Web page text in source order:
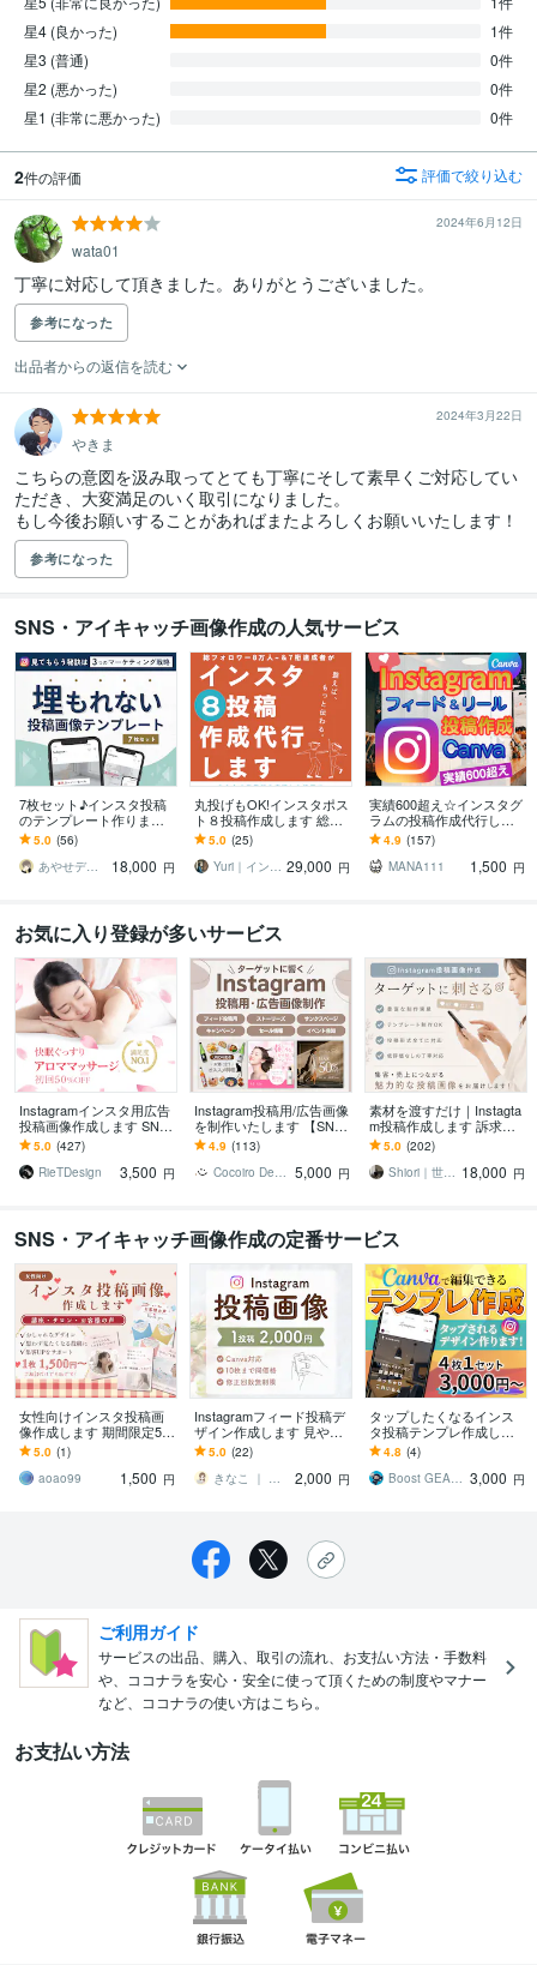
星4 (良かった)
1件
星3 (普通)
0件
星2 (悪かった)
0件
星1 (非常に悪かった)
0件
2件の評価 評価で絞り込む
2024年6月12日
wata01
丁寧に対応して頂きました。ありがとうございました。
参考になった
出品者からの返信を読む
2024年3月22日
やきま
こちらの意図を汲み取ってとても丁寧にそして素早くご対応してい
ただき、大変満足のいく取引になりました。
もし今後お願いすることがあればまたよろしくお願いいたします！
参考になった
SNS・アイキャッチ画像作成の人気サービス
7枚セット♪インスタ投稿
のテンプレート作ります
もうキレイなだけじゃダ
メ！3つの戦略で埋もれな
い投稿を制作
5.0 (56)
あやせデザイン
18,000 円
丸投げもOK!インスタポス
ト８投稿作成します 総FW
8万人〜達成＆個人法人の
インスタサポート件数70
件〜有
5.0 (25)
Yuri｜インスタ運用・WEBデザイン 29,000 円
実績600超え☆インスタグ
ラムの投稿作成代行しま
す Instagram運用OK☆フ
ィード・リールCanva制
作
4.9 (157)
MANA111
1,500 円
お気に入り登録が多いサービス
Instagramインスタ用広告
投稿画像作成します SNS
で集客アップ！！商品の
宣伝広告などにも♪
5.0 (427)
RieTDesign
3,500 円
Instagram投稿用/広告画像
を制作いたします 【SNS
画像】1枚だけでも表紙〜
サンクスページ丸々でもO
K♪
4.9 (113)
Cocoiro Design 5,000 円
素材を渡すだけ｜Instagta
m投稿作成します 訴求力
のあるフィード・リール
動画・広告画像作成しま
す
5.0 (202)
Shiori｜世界観クリエイター 18,000 円
SNS・アイキャッチ画像作成の定番サービス
女性向けインスタ投稿画
像作成します 期間限定5月
まで特別価格1枚 1,500
円〜
5.0 (1)
aoao99
1,500 円
Instagramフィード投稿デ
ザイン作成します 見やす
さを意識した、読みたく
なる投稿をお届けします
◎
5.0 (22)
きなこ ｜ 画像デザイン
2,000 円
タップしたくなるインス
タ投稿テンプレ作成しま
す Canvaで編集可SNS投
稿画像テンプレート
4.8 (4)
Boost GEAR ひでまるデザイン 3,000 円
ご利用ガイド
サービスの出品、購入、取引の流れ、お支払い方法・手数料
や、ココナラを安心・安全に使って頂くための制度やマナー
など、ココナラの使い方はこちら。
お支払い方法